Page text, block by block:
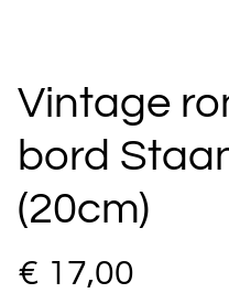
Vintage
bord
(20cm)
€ 17,00